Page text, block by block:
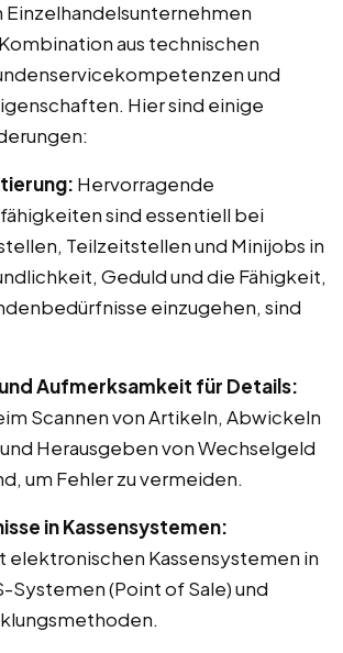
Einzelhandelsunternehmen
aus technischen
und
Hier sind einige
Hervorragende
sind essentiell bei
Teilzeitstellen und Minijobs in
Geduld und die Fähigkeit,
einzugehen, sind
Aufmerksamkeit für Details:
Scannen von Artikeln, Abwickeln
Herausgeben von Wechselgeld
um Fehler zu vermeiden.
in Kassensystemen:
elektronischen Kassensystemen in
Systemen (Point of Sale) und